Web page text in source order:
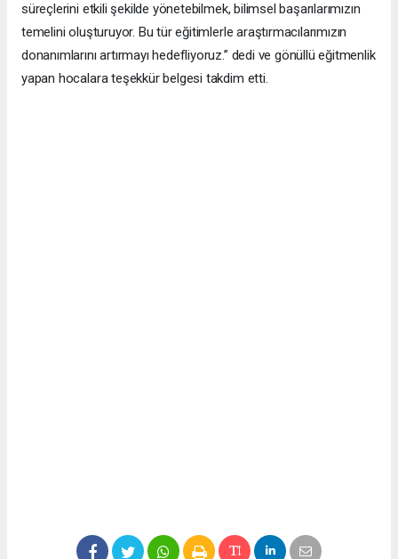
süreçlerini etkili şekilde yönetebilmek, bilimsel başarılarımızın
temelini oluşturuyor. Bu tür eğitimlerle araştırmacılarımızın
donanımlarını artırmayı hedefliyoruz.” dedi ve gönüllü eğitmenlik
yapan hocalara teşekkür belgesi takdim etti.